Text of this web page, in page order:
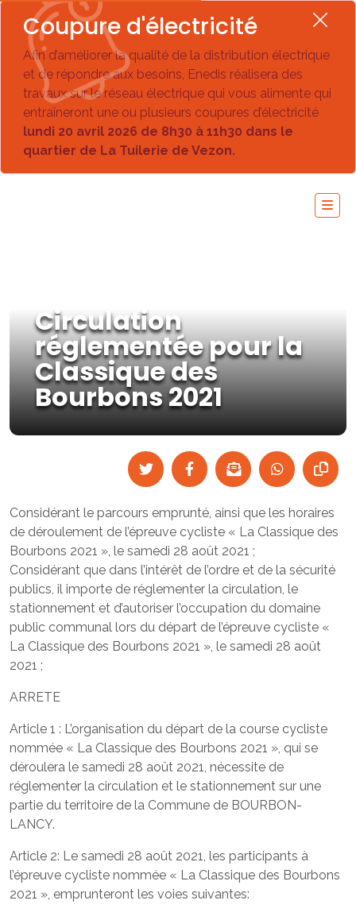
Coupure d'électricité
Afin d’améliorer la qualité de la distribution électrique
et de répondre aux besoins, Enedis réalisera des
travaux sur le réseau électrique qui vous alimente qui
entraîneront une ou plusieurs coupures d’électricité
lundi 20 avril 2026 de 8h30 à 11h30 dans le
quartier de La Tuilerie de Vezon.
Circulation
réglementée pour la
Classique des
Bourbons 2021
Considérant le parcours emprunté, ainsi que les horaires
de déroulement de l’épreuve cycliste « La Classique des
Bourbons 2021 », le samedi 28 août 2021 ;
Considérant que dans l’intérêt de l’ordre et de la sécurité
publics, il importe de réglementer la circulation, le
stationnement et d’autoriser l’occupation du domaine
public communal lors du départ de l’épreuve cycliste «
La Classique des Bourbons 2021 », le samedi 28 août
2021 ;
ARRETE
Article 1 : L’organisation du départ de la course cycliste
nommée « La Classique des Bourbons 2021 », qui se
déroulera le samedi 28 août 2021, nécessite de
réglementer la circulation et le stationnement sur une
partie du territoire de la Commune de BOURBON-
LANCY.
Article 2: Le samedi 28 août 2021, les participants à
l’épreuve cycliste nommée « La Classique des Bourbons
2021 », emprunteront les voies suivantes: